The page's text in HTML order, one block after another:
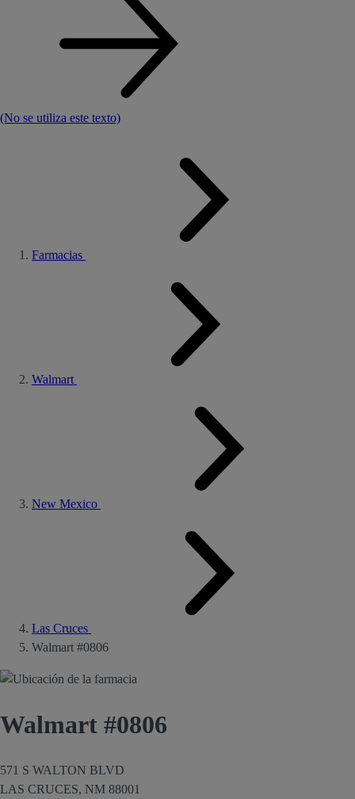
(No se utiliza este texto)
Farmacias
Walmart
New Mexico
Las Cruces
Walmart #0806
Walmart #0806
571 S WALTON BLVD
LAS CRUCES, NM 88001